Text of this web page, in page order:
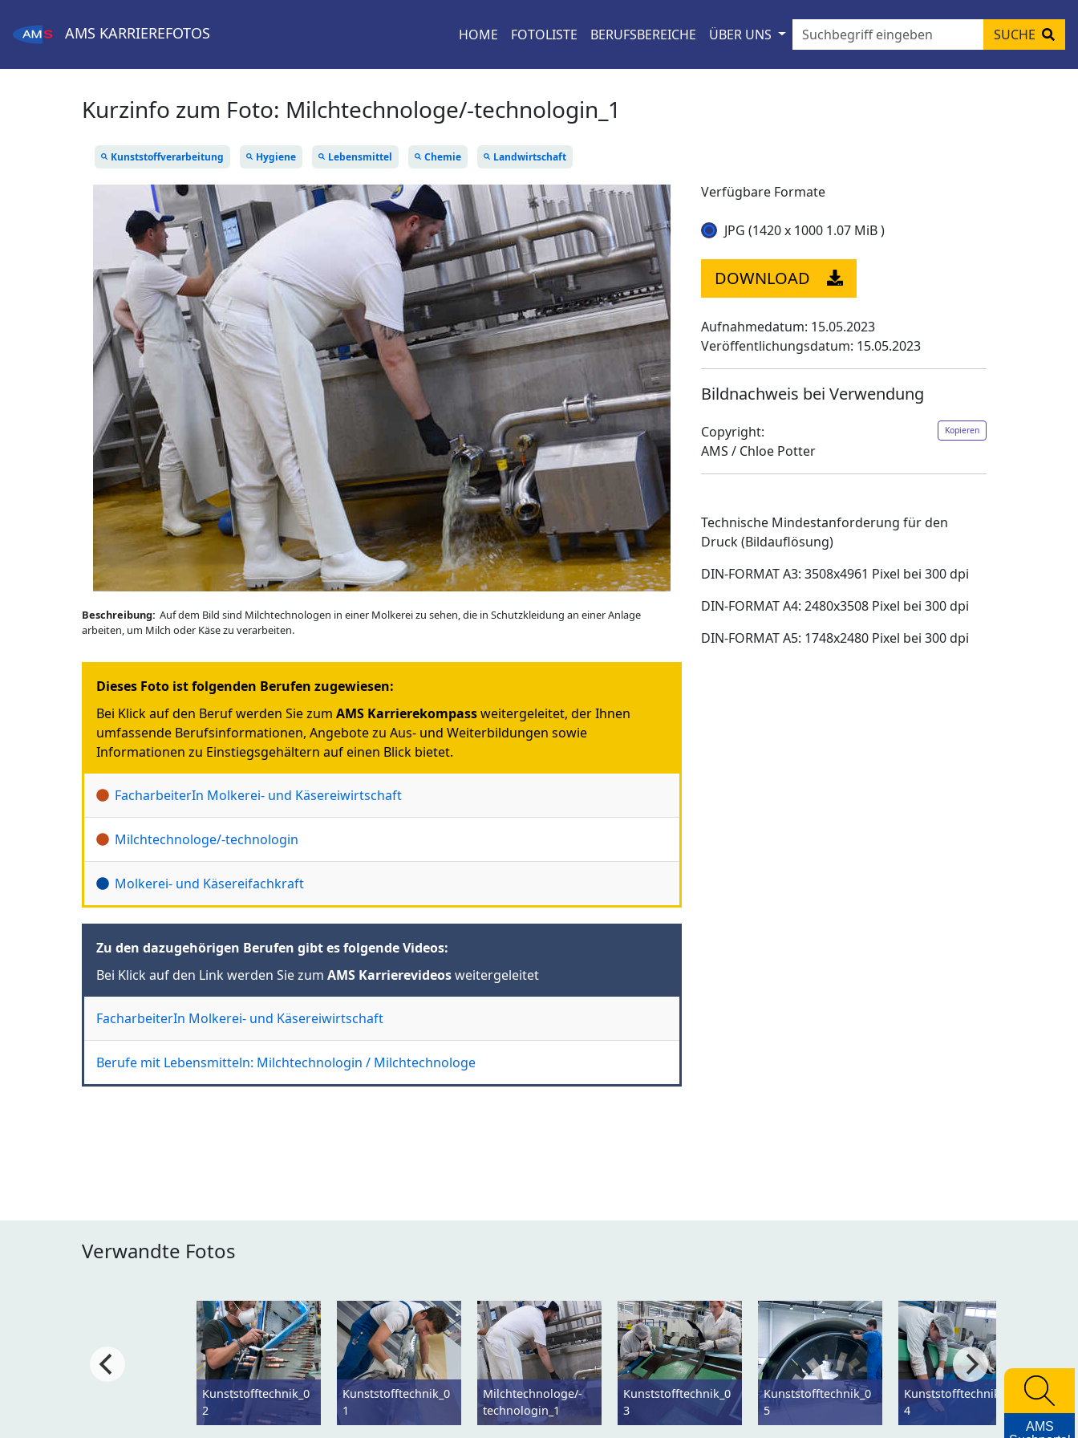
AMS KARRIEREFOTOS HOME FOTOLISTE BERUFSBEREICHE ÜBER UNS SUCHE
Kurzinfo zum Foto: Milchtechnologe/-technologin_1
Kunststoffverarbeitung Hygiene Lebensmittel Chemie Landwirtschaft
Beschreibung: Auf dem Bild sind Milchtechnologen in einer Molkerei zu sehen, die in Schutzkleidung an einer Anlage
arbeiten, um Milch oder Käse zu verarbeiten.
Verfügbare Formate
JPG (1420 x 1000 1.07 MiB )
DOWNLOAD
Aufnahmedatum: 15.05.2023
Veröffentlichungsdatum: 15.05.2023
Bildnachweis bei Verwendung
Copyright: Kopieren
AMS / Chloe Potter
Technische Mindestanforderung für den
Druck (Bildauflösung)
DIN-FORMAT A3: 3508x4961 Pixel bei 300 dpi
DIN-FORMAT A4: 2480x3508 Pixel bei 300 dpi
DIN-FORMAT A5: 1748x2480 Pixel bei 300 dpi
Dieses Foto ist folgenden Berufen zugewiesen:
Bei Klick auf den Beruf werden Sie zum AMS Karrierekompassweitergeleitet, der Ihnen
umfassende Berufsinformationen, Angebote zu Aus- und Weiterbildungen sowie
Informationen zu Einstiegsgehältern auf einen Blick bietet.
FacharbeiterIn Molkerei- und Käsereiwirtschaft
Milchtechnologe/-technologin
Molkerei- und Käsereifachkraft
Zu den dazugehörigen Berufen gibt es folgende Videos:
Bei Klick auf den Link werden Sie zum AMS Karrierevideosweitergeleitet
FacharbeiterIn Molkerei- und Käsereiwirtschaft
Berufe mit Lebensmitteln: Milchtechnologin / Milchtechnologe
Verwandte Fotos
Milchtechnologe/-
technologin_1
Kunststofftechnik_0
3
Kunststofftechnik_0
5
Kunststofftechnik_0
4
Kunststofftechnik_0
2
Kunststofftechnik_0
1
AMS